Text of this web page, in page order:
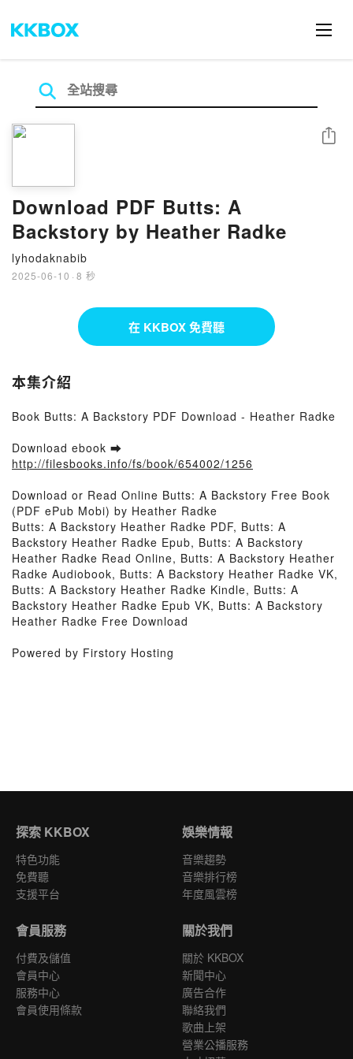
Download PDF Butts: A
Backstory by Heather Radke
lyhodaknabib
2025-06-10 · 8 秒
分享
在 KKBOX 免費聽
本集介紹
Book Butts: A Backstory PDF Download - Heather Radke
Download ebook ➡
http://filesbooks.info/fs/book/654002/1256
Download or Read Online Butts: A Backstory Free Book
(PDF ePub Mobi) by Heather Radke
Butts: A Backstory Heather Radke PDF, Butts: A
Backstory Heather Radke Epub, Butts: A Backstory
Heather Radke Read Online, Butts: A Backstory Heather
Radke Audiobook, Butts: A Backstory Heather Radke VK,
Butts: A Backstory Heather Radke Kindle, Butts: A
Backstory Heather Radke Epub VK, Butts: A Backstory
Heather Radke Free Download
Powered by Firstory Hosting
探索 KKBOX
特色功能
免費聽
支援平台
娛樂情報
音樂趨勢
音樂排行榜
年度風雲榜
會員服務
付費及儲值
會員中心
服務中心
會員使用條款
關於我們
關於 KKBOX
新聞中心
廣告合作
聯絡我們
歌曲上架
營業公播服務